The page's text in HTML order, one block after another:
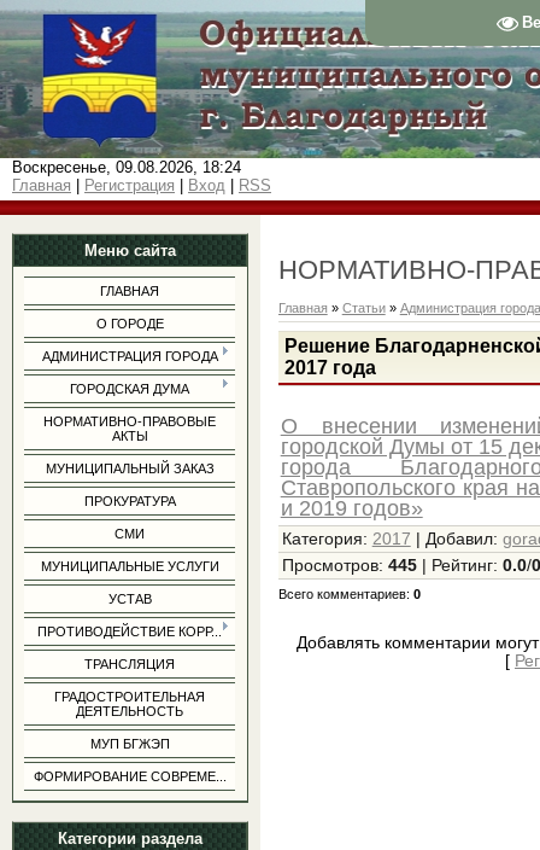
Воскресенье, 09.08.2026, 18:24
Главная
Регистрация Вход RSS
Меню сайта
ГЛАВНАЯ
О ГОРОДЕ
АДМИНИСТРАЦИЯ ГОРОДА
ГОРОДСКАЯ ДУМА
НОРМАТИВНО-ПРАВОВЫЕ
АКТЫ
МУНИЦИПАЛЬНЫЙ ЗАКАЗ
ПРОКУРАТУРА
СМИ
МУНИЦИПАЛЬНЫЕ УСЛУГИ
УСТАВ
ПРОТИВОДЕЙСТВИЕ КОРР...
ТРАНСЛЯЦИЯ
ГРАДОСТРОИТЕЛЬНАЯ
ДЕЯТЕЛЬНОСТЬ
МУП БГЖЭП
ФОРМИРОВАНИЕ СОВРЕМЕ...
Категории раздела
НОРМАТИВНО-
Главная » Статьи» Администрация города
Решение
2017 года
О внесении
городской Думы от 15
города
Ставропольского края
и 2019 годов»
Категория: 2017 | Добавил:
Просмотров: 445| Рейтинг: 0.0/0
Всего комментариев: 0
Добавлять комментарии
[